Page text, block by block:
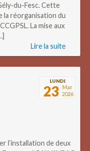
du-Fesc. Cette
la réorganisation du
La mise aux
Lire la suite
LUNDI
23 Mar
2026
l’installation de deux